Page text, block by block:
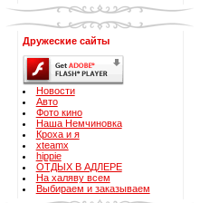
Дружеские сайты
Новости
Авто
Фото кино
Наша Немчиновка
Кроха и я
xteamx
hippie
ОТДЫХ В АДЛЕРЕ
На халяву всем
Выбираем и заказываем